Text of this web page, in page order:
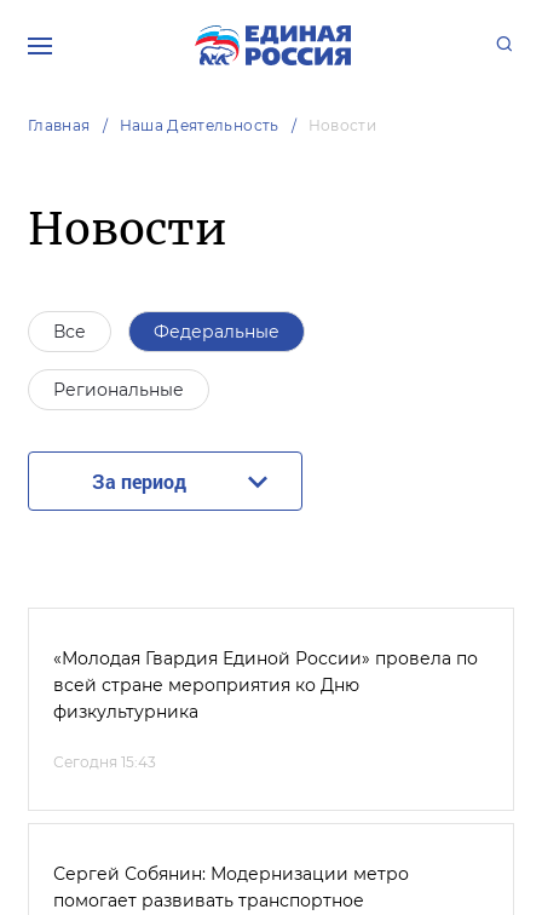
Главная Наша Деятельность Новости
Новости
Все Федеральные
Региональные
За период
«Молодая Гвардия Единой России» провела по
всей стране мероприятия ко Дню
физкультурника
Сегодня 15:43
Сергей Собянин: Модернизации метро
помогает развивать транспортное